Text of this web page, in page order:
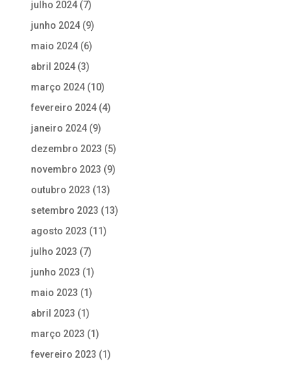
julho 2024(7)
junho 2024(9)
maio 2024(6)
abril 2024(3)
março 2024(10)
fevereiro 2024(4)
janeiro 2024(9)
dezembro 2023 (5)
novembro 2023 (9)
outubro 2023 (13)
setembro 2023 (13)
agosto 2023 (11)
julho 2023 (7)
junho 2023 (1)
maio 2023 (1)
abril 2023 (1)
março 2023 (1)
fevereiro 2023 (1)